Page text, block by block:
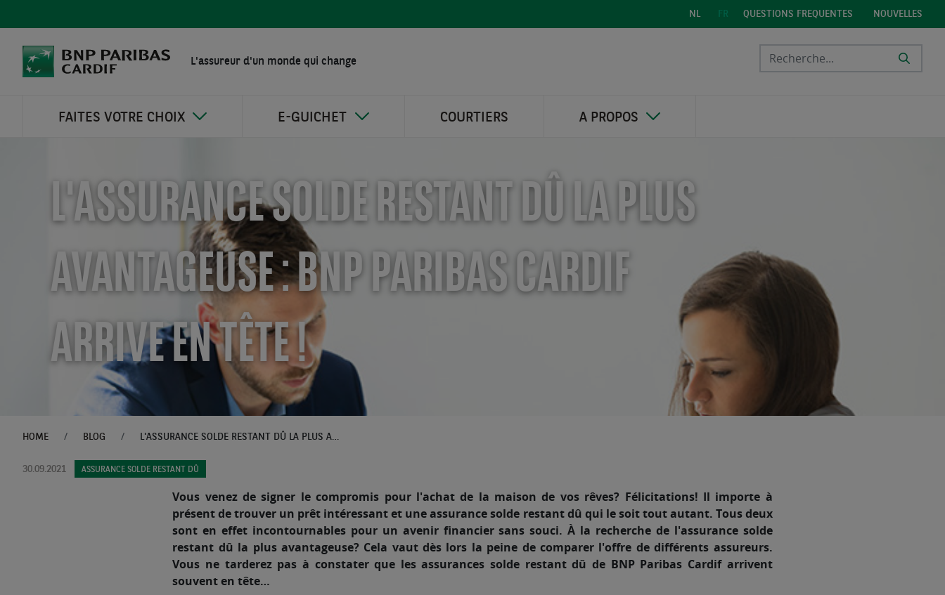
NL FR QUESTIONS FREQUENTES NOUVELLES
L'assureur d'un monde qui change
FAITES VOTRE CHOIX E-GUICHET COURTIERS A PROPOS
L'ASSURANCE SOLDE RESTANT DÛ LA PLUS
AVANTAGEUSE : BNP PARIBAS CARDIF
ARRIVE EN TÊTE !
HOME BLOG L'ASSURANCE SOLDE RESTANT DÛ LA PLUS AVANTAGEUSE : BNP PARIBAS CARDIF ARRIVE EN TÊTE !
30.09.2021 ASSURANCE SOLDE RESTANT DÛ
Vous venez de signer le compromis pour l'achat de la maison de vos rêves? Félicitations! Il importe à
présent de trouver un prêt intéressant et une assurance solde restant dû qui le soit tout autant. Tous deux
sont en effet incontournables pour un avenir financier sans souci. À la recherche de l'assurance solde
restant dû la plus avantageuse? Cela vaut dès lors la peine de comparer l'offre de différents assureurs.
Vous ne tarderez pas à constater que les assurances solde restant dû de BNP Paribas Cardif arrivent
souvent en tête…